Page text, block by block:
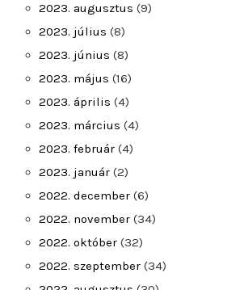
2023. augusztus (9)
2023. július (8)
2023. június (8)
2023. május (16)
2023. április (4)
2023. március (4)
2023. február (4)
2023. január (2)
2022. december (6)
2022. november (34)
2022. október (32)
2022. szeptember (34)